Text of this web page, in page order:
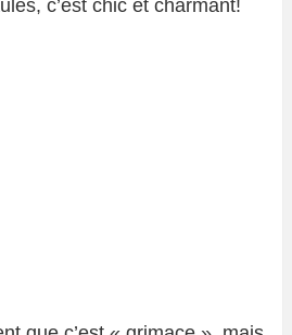
c’est chic et charmant!